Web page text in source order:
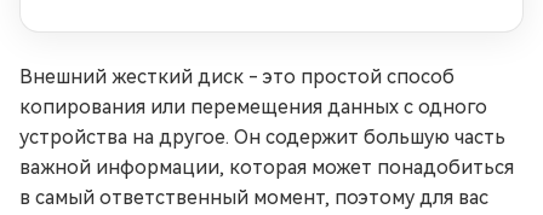
Внешний жесткий диск - это простой способ
копирования или перемещения данных с одного
устройства на другое. Он содержит большую часть
важной информации, которая может понадобиться
в самый ответственный момент, поэтому для вас